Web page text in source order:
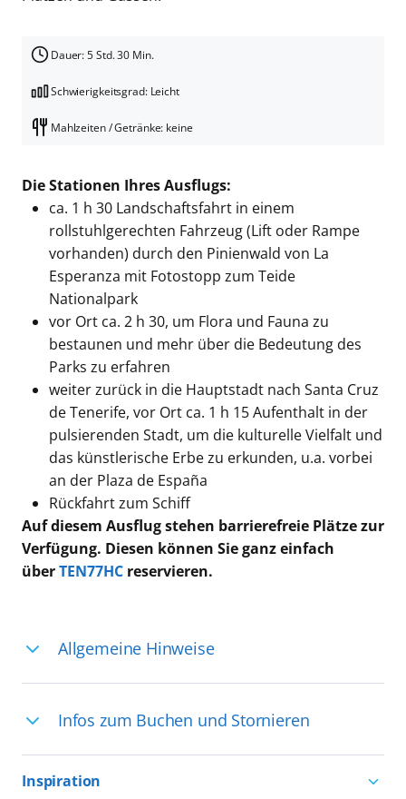
Dauer: 5 Std. 30 Min.
Schwierigkeitsgrad: Leicht
Mahlzeiten / Getränke: keine
Die Stationen Ihres Ausflugs:
ca. 1 h 30 Landschaftsfahrt in einem
rollstuhlgerechten Fahrzeug (Lift oder Rampe
vorhanden) durch den Pinienwald von La
Esperanza mit Fotostopp zum Teide
Nationalpark
vor Ort ca. 2 h 30, um Flora und Fauna zu
bestaunen und mehr über die Bedeutung des
Parks zu erfahren
weiter zurück in die Hauptstadt nach Santa Cruz
de Tenerife, vor Ort ca. 1 h 15 Aufenthalt in der
pulsierenden Stadt, um die kulturelle Vielfalt und
das künstlerische Erbe zu erkunden, u.a. vorbei
an der Plaza de España
Rückfahrt zum Schiff
Auf diesem Ausflug stehen barrierefreie Plätze zur
Verfügung. Diesen können Sie ganz einfach
überTEN77HCreservieren.
Allgemeine Hinweise
Deutschsprachige Reiseleiter:innen sind
in vielen Regionen verfügbar, aber in
einigen Ländern selten, sodass dort
Infos zum Buchen und Stornieren
Inspiration